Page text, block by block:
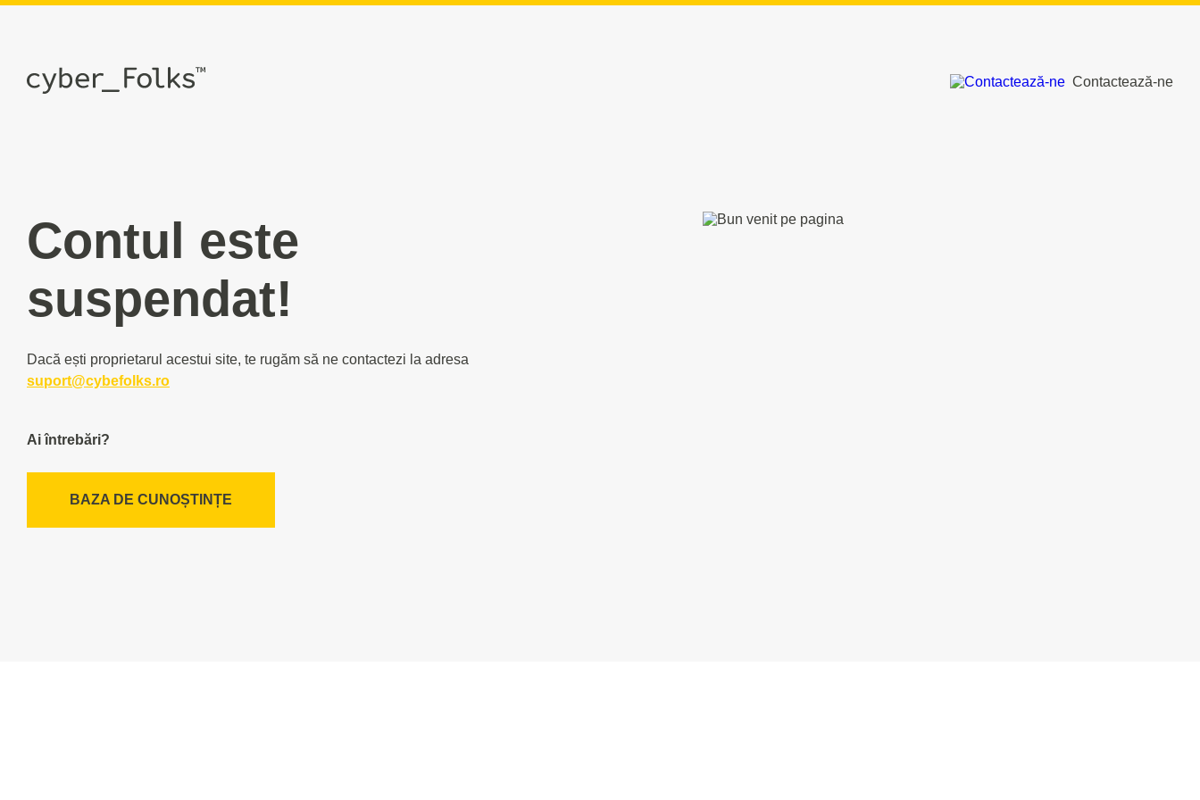
Contactează-ne
Contul este
suspendat!
Dacă ești proprietarul acestui site, te rugăm să ne contactezi la adresa
suport@cybefolks.ro
Ai întrebări?
BAZA DE CUNOȘTINȚE